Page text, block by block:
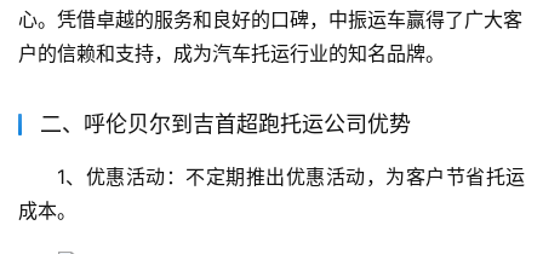
心。凭借卓越的服务和良好的口碑，中振运车赢得了广大客
户的信赖和支持，成为汽车托运行业的知名品牌。
二、呼伦贝尔到吉首超跑托运公司优势
1、优惠活动：不定期推出优惠活动，为客户节省托运
成本。